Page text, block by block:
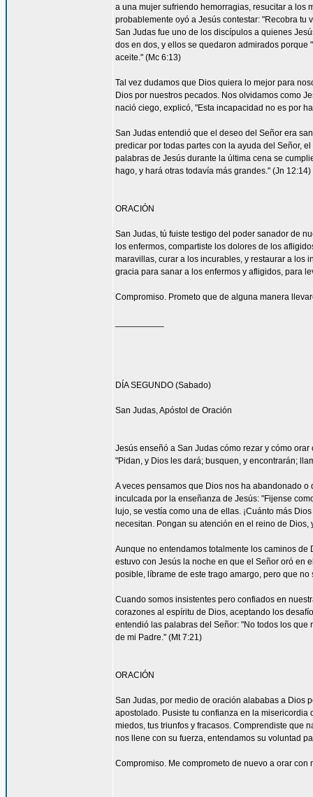
a una mujer sufriendo hemorragias, resucitar a los
probablemente oyó a Jesús contestar: "Recobra tu
San Judas fue uno de los discípulos a quienes
dos en dos, y ellos se quedaron admirados
aceite." (Mc 6:13)
Tal vez dudamos que Dios quiera lo mejor para
Dios por nuestros pecados. Nos olvidamos como
nació ciego, explicó, "Esta incapacidad no es por
San Judas entendió que el deseo del Señor era
predicar por todas partes con la ayuda del Señor,
palabras de Jesús durante la última cena se
hago, y hará otras todavía más grandes." (Jn 12:14)
ORACIÓN
San Judas, tú fuiste testigo del poder sanador de
los enfermos, compartiste los dolores de los
maravillas, curar a los incurables, y restaurar a los
gracia para sanar a los enfermos y afligidos, para
Compromiso. Prometo que de alguna manera
DÍA SEGUNDO (Sabado)
San Judas, Apóstol de Oración
Jesús enseñó a San Judas cómo rezar y cómo
"Pidan, y Dios les dará; busquen, y encontrarán;
A veces pensamos que Dios nos ha abandonado
inculcada por la enseñanza de Jesús: "Fijense
lujo, se vestía como una de ellas. ¡Cuánto más
necesitan. Pongan su atención en el reino de
Aunque no entendamos totalmente los caminos
estuvo con Jesús la noche en que el Señor oró en
posible, líbrame de este trago amargo, pero que
Cuando somos insistentes pero confiados en
corazones al espíritu de Dios, aceptando los
entendió las palabras del Señor: "No todos los
de mi Padre." (Mt 7:21)
ORACIÓN
San Judas, por medio de oración alababas a Dios
apostolado. Pusiste tu confianza en la
miedos, tus triunfos y fracasos. Comprendiste que
nos llene con su fuerza, entendamos su voluntad
Compromiso. Me comprometo de nuevo a orar